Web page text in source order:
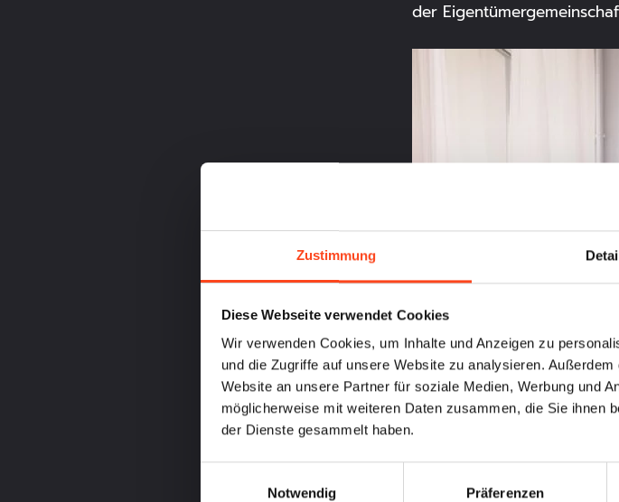
Zustimmung
Diese Webseite verwendet Cookies
Wir verwenden Cookies, um Inhalte und Anzeigen zu
und die Zugriffe auf unsere Website zu analysieren.
Website an unsere Partner für soziale Medien, Werbung und
möglicherweise mit weiteren Daten zusammen, die Sie ihnen
der Dienste gesammelt haben.
Notwendig
Präferenzen
der